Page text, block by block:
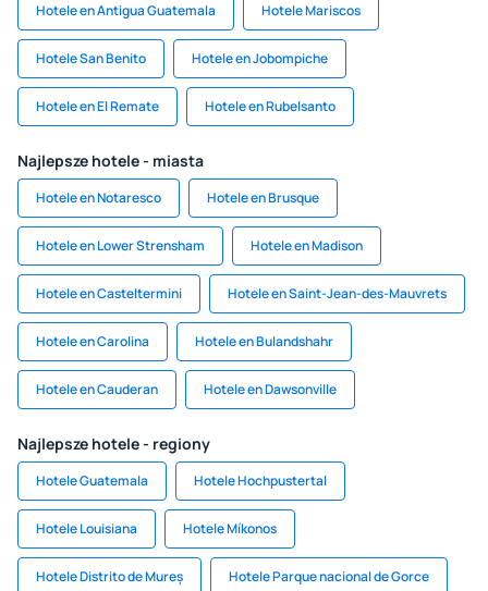
Hotele en Antigua Guatemala Hotele Mariscos
Hotele San Benito Hotele en Jobompiche
Hotele en El Remate Hotele en Rubelsanto
Najlepsze hotele - miasta
Hotele en Notaresco Hotele en Brusque
Hotele en Lower Strensham Hotele en Madison
Hotele en Casteltermini Hotele en Saint-Jean-des-Mauvrets
Hotele en Carolina Hotele en Bulandshahr
Hotele en Cauderan Hotele en Dawsonville
Najlepsze hotele - regiony
Hotele Guatemala Hotele Hochpustertal
Hotele Louisiana Hotele Míkonos
Hotele Distrito de Mureș Hotele Parque nacional de Gorce